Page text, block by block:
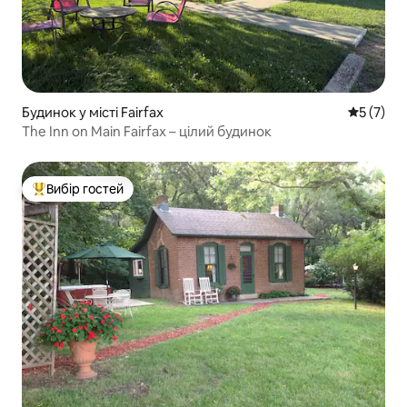
Будинок у місті Fairfax Середня
5 (7)
The Inn on Main Fairfax – цілий будинок
Топ вибір гостей
Вибір гостей